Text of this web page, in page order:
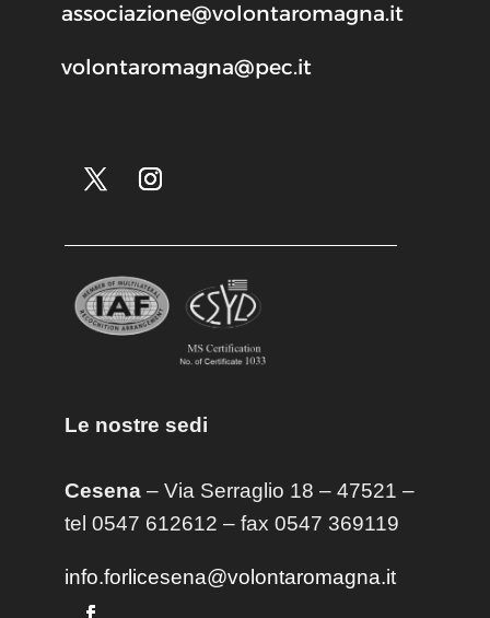
associazione@volontaromagna.it
volontaromagna@pec.it
Le nostre sedi
Cesena– Via Serraglio 18 – 47521 –
tel 0547 612612 – fax 0547 369119
info.forlicesena@volontaromagna.it